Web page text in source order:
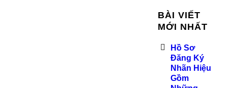
BÀI VIẾT
MỚI NHẤT
Hồ Sơ
Đăng Ký
Nhãn Hiệu
Gồm